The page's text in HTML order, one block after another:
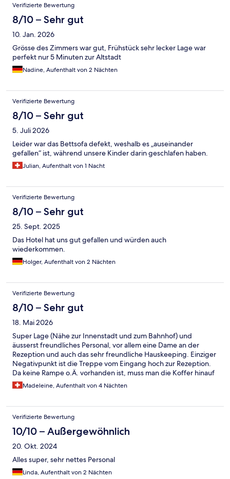
Verifizierte Bewertung
8/10 – Sehr gut
10. Jan. 2026
Grösse des Zimmers war gut, Frühstück sehr lecker Lage war
perfekt nur 5 Minuten zur Altstadt
Nadine, Aufenthalt von 2 Nächten
Verifizierte Bewertung
8/10 – Sehr gut
5. Juli 2026
Leider war das Bettsofa defekt, weshalb es „auseinander
gefallen“ ist, während unsere Kinder darin geschlafen haben.
Julian, Aufenthalt von 1 Nacht
Verifizierte Bewertung
8/10 – Sehr gut
25. Sept. 2025
Das Hotel hat uns gut gefallen und würden auch
wiederkommen.
Holger, Aufenthalt von 2 Nächten
Verifizierte Bewertung
8/10 – Sehr gut
18. Mai 2026
Super Lage (Nähe zur Innenstadt und zum Bahnhof) und
äusserst freundliches Personal, vor allem eine Dame an der
Rezeption und auch das sehr freundliche Hauskeeping. Einziger
Negativpunkt ist die Treppe vom Eingang hoch zur Rezeption.
Da keine Rampe o.Ä. vorhanden ist, muss man die Koffer hinauf
tragen. Die Dame an der Rezeption war aber äusserst
hilfsbereit!
Madeleine, Aufenthalt von 4 Nächten
Verifizierte Bewertung
10/10 – Außergewöhnlich
20. Okt. 2024
Alles super, sehr nettes Personal
Linda, Aufenthalt von 2 Nächten